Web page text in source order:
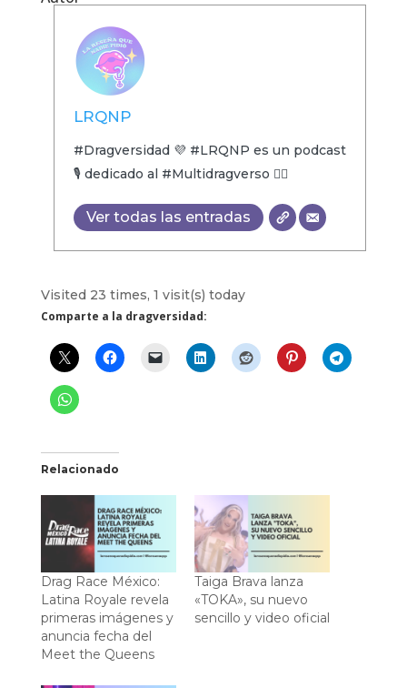
LRQNP
#Dragversidad 💜 #LRQNP es un podcast
🎙 dedicado al #Multidragverso 🏳️‍🌈
Ver todas las entradas
Visited 23 times, 1 visit(s) today
Comparte a la dragversidad:
Relacionado
Drag Race México:
Latina Royale revela
primeras imágenes y
anuncia fecha del
Meet the Queens
Taiga Brava lanza
«TOKA», su nuevo
sencillo y video oficial